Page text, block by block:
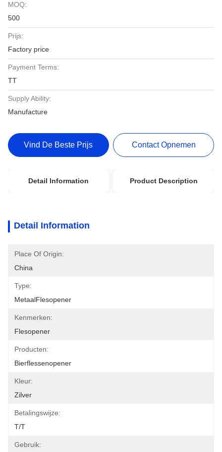
MOQ:
500
Prijs:
Factory price
Payment Terms:
TT
Supply Ability:
Manufacture
Vind De Beste Prijs Contact Opnemen
Detail Information Product Description
Detail Information
Place Of Origin:
China
Type:
MetaalFlesopener
Kenmerken:
Flesopener
Producten:
Bierflessenopener
Kleur:
Zilver
Betalingswijze:
T/T
Gebruik: